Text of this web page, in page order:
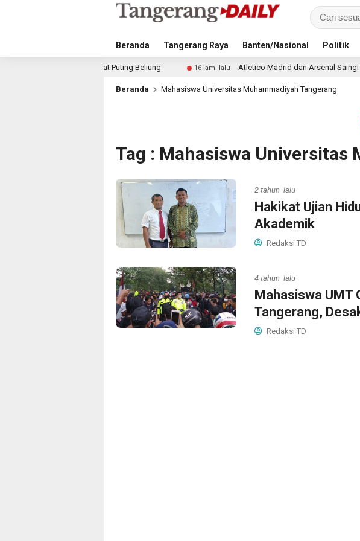
Beranda Tangerang Raya Banten/Nasional Politik
16 jam lalu Atletico Madrid dan Arsenal Saingi Inter Milan dalam
Beranda Mahasiswa Universitas Muhammadiyah Tangerang
Tag : Mahasiswa Universitas
2 tahun lalu
Hakikat Ujian
Akademik
Redaksi TD
4 tahun lalu
Mahasiswa UMT
Tangerang,
Redaksi TD